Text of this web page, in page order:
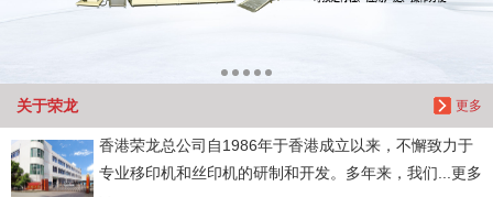
更多
关于荣龙
香港荣龙总公司自1986年于香港成立以来，不懈致力于
专业移印机和丝印机的研制和开发。多年来，我们...更多